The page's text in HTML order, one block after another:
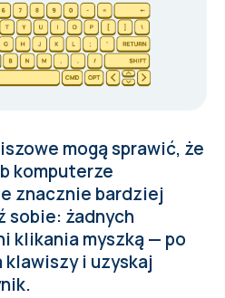
mogą sprawić, że
komputerze
znacznie bardziej
sobie: żadnych
klikania myszką — po
i uzyskaj